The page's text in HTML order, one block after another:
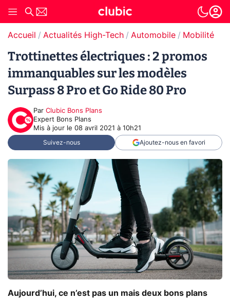
Accueil Actualités High-Tech Automobile Mobilité
Trottinettes électriques : 2 promos
immanquables sur les modèles
Surpass 8 Pro et Go Ride 80 Pro
Par Clubic Bons Plans
Expert Bons Plans
Mis à jour le 08 avril 2021 à 10h21
Suivez-nous Ajoutez-nous en favori
Aujourd’hui, ce n’est pas un mais deux bons plans